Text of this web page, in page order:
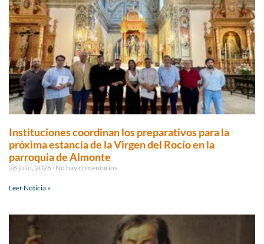
Instituciones coordinan los preparativos para la
próxima estancia de la Virgen del Rocío en la
parroquia de Almonte
28 julio, 2026 No hay comentarios
Leer Noticia »